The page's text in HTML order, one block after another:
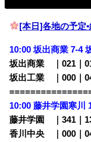
[本日]各地の予定
10:00 坂出商業 7-4
坂出商業 ｜021｜
坂出工業 ｜000｜
10:00 藤井学園寒川
藤井学園 ｜341｜
香川中央 ｜000｜